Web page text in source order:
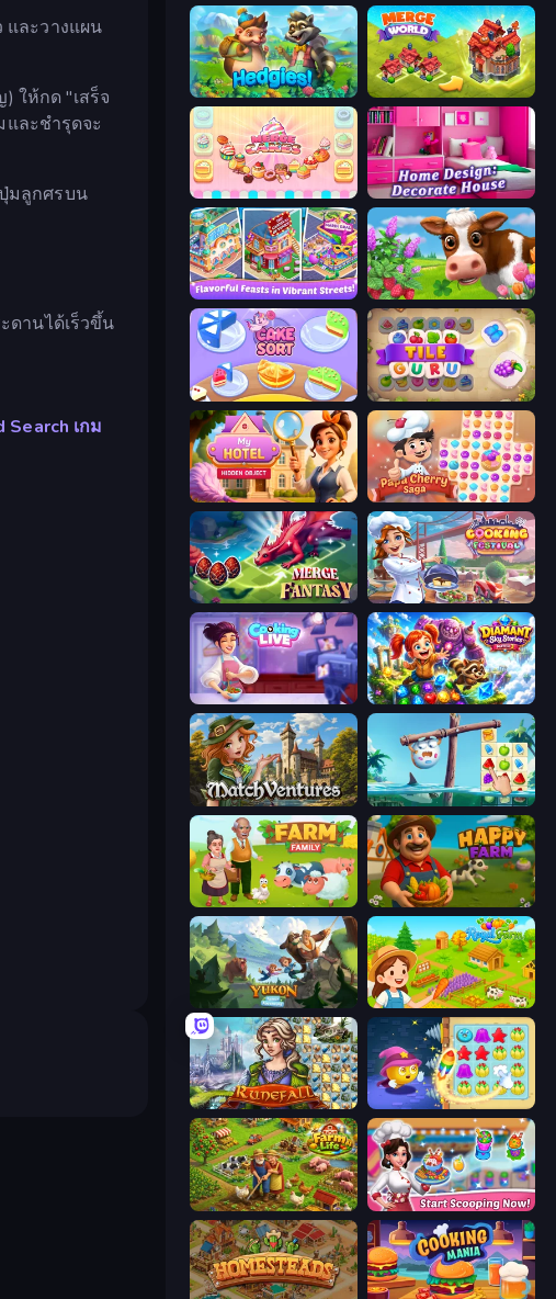
และวางแผน
ให้กด "เสร็จ
ละชำรุดจะ
มลูกศรบน
ดานได้เร็วขึ้น
Search เกม
Hedgies Merge World
Merge Cakes Home Design: Decorate House
Mom's Diary 2 Country Life Meadows
Cake Sort Puzzle 3D Tile Guru
Hidden Object: My Hotel Papa Cherry Saga
Merge Fantasy Cooking Festival
Cooking Live Diamant: Sky Stories Match 3
MatchVentures Sugar Heroes
Farm Family Happy Farm
Yukon: Family Adventure Royal Farm
Runefall Candy Riddles
Farm Life Ice Cream Fever: Cooking Game